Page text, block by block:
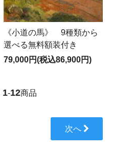
《小道の馬》 9種類から
選べる無料額装付き
79,000円(税込86,900円)
1-12商品
次へ